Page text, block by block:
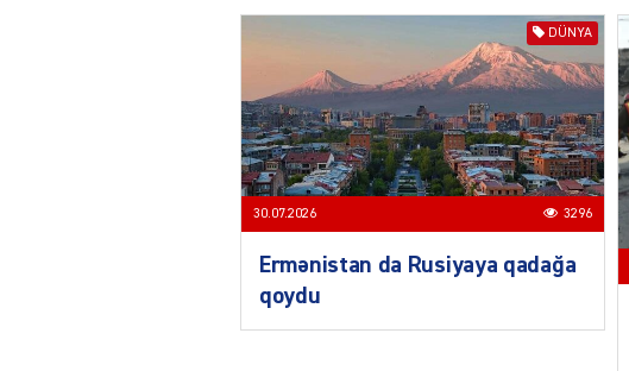
DÜNYA
30.07.2026 3296
Ermənistan da Rusiyaya qadağa
qoydu